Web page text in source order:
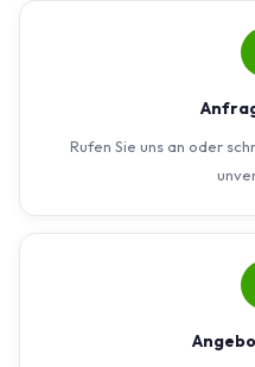
Rufen Sie uns an oder